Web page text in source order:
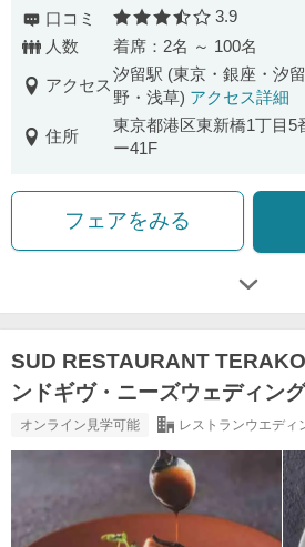
口コミ 口コミ評価
3.9
人数
着席：2名 ～ 100名
アクセス
汐留駅 (東京・銀座・汐
野・浅草) アクセス詳細
住所
東京都港区東新橋1丁目5
ー41F
フェアをみる
SUD RESTAURANT
ンドギヴ・ニーズウェディング
オンライン見学可能 レストランウエディ